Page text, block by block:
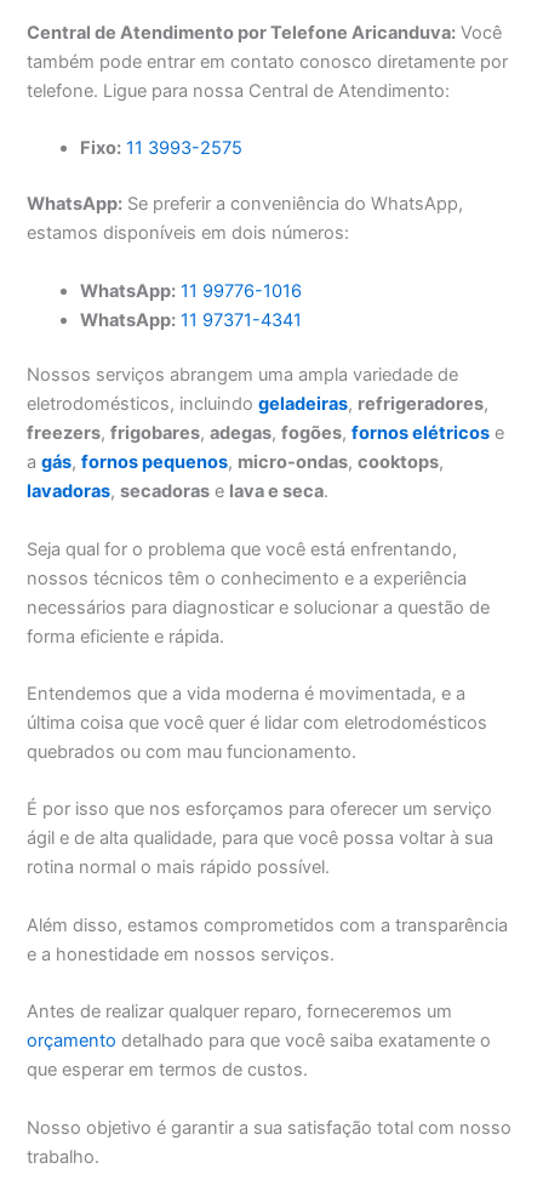
Central de Atendimento por Telefone Aricanduva: Você
também pode entrar em contato conosco diretamente por
telefone. Ligue para nossa Central de Atendimento:
Fixo: 11 3993-2575
WhatsApp: Se preferir a conveniência do WhatsApp,
estamos disponíveis em dois números:
WhatsApp: 11 99776-1016
WhatsApp: 11 97371-4341
Nossos serviços abrangem uma ampla variedade de
eletrodomésticos, incluindogeladeiras, refrigeradores,
freezers,frigobares,adegas,fogões,fornos elétricos e
agás,fornos pequenos, micro-ondas,cooktops,
lavadoras,secadoras e lava e seca.
Seja qual for o problema que você está enfrentando,
nossos técnicos têm o conhecimento e a experiência
necessários para diagnosticar e solucionar a questão de
forma eficiente e rápida.
Entendemos que a vida moderna é movimentada, e a
última coisa que você quer é lidar com eletrodomésticos
quebrados ou com mau funcionamento.
É por isso que nos esforçamos para oferecer um serviço
ágil e de alta qualidade, para que você possa voltar à sua
rotina normal o mais rápido possível.
Além disso, estamos comprometidos com a transparência
e a honestidade em nossos serviços.
Antes de realizar qualquer reparo, forneceremos um
orçamento detalhado para que você saiba exatamente o
que esperar em termos de custos.
Nosso objetivo é garantir a sua satisfação total com nosso
trabalho.